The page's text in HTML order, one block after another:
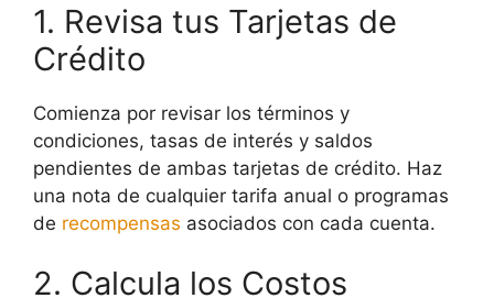
1. Revisa tus Tarjetas de
Crédito
Comienza por revisar los términos y
condiciones, tasas de interés y saldos
pendientes de ambas tarjetas de crédito. Haz
una nota de cualquier tarifa anual o programas
de recompensas asociados con cada cuenta.
2. Calcula los Costos